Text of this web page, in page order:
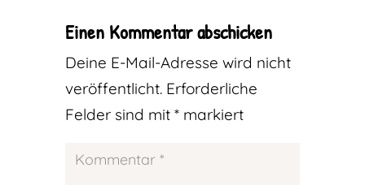
Einen Kommentar abschicken
Deine E-Mail-Adresse wird nicht
veröffentlicht. Erforderliche
Felder sind mit *markiert